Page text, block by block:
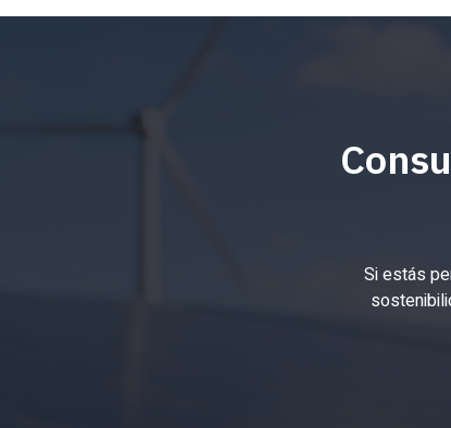
Si estás